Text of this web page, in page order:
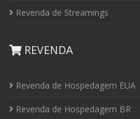
Revenda de Streamings
REVENDA
Revenda de Hospedagem EUA
Revenda de Hospedagem BR